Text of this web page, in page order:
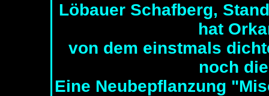
Löbauer Schafberg,
hat
von dem einstmals
noch
Eine Neubepflanzung